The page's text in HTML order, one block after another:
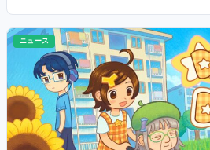
ニュース